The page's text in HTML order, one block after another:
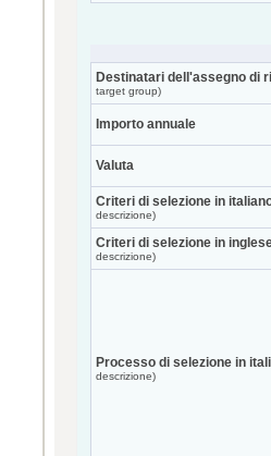
Destinatari dell'assegno di
target group)
Importo annuale
Valuta
Criteri di selezione in
descrizione)
Criteri di selezione in
descrizione)
Processo di selezione in
descrizione)